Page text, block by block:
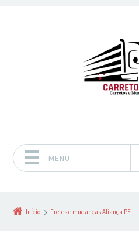
MENU
Início Fretes e mudanças Aliança PE